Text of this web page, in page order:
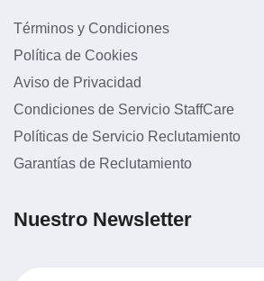
Términos y Condiciones
Política de Cookies
Aviso de Privacidad
Condiciones de Servicio StaffCare
Políticas de Servicio Reclutamiento
Garantías de Reclutamiento
Nuestro Newsletter